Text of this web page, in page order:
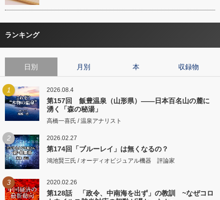
ランキング
日別 月別 本 収録物
1 2026.08.4
第157回 飯豊温泉（山形県）――日本百名山の麓に
湧く「森の秘湯」
高橋一喜氏 / 温泉アナリスト
2 2026.02.27
第174回「ブルーレイ」は無くなるの？
鴻池賢三氏 / オーディオビジュアル機器 評論家
3 2020.02.26
第128話 「政令、中南海を出ず」の教訓 ~なぜコロ